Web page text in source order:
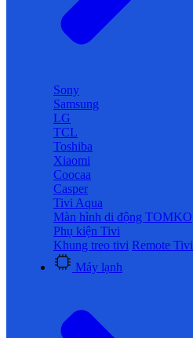
Sony
Samsung
LG
TCL
Toshiba
Xiaomi
Coocaa
Casper
Tivi Aqua
Màn hình di động TOMKO
Phụ kiện Tivi
Khung treo tivi Remote Tivi
Máy lạnh